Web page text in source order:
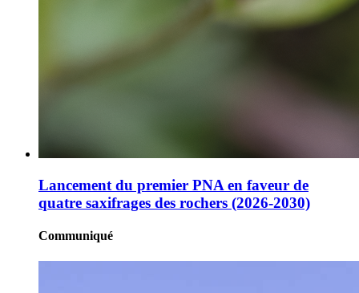
Lancement du premier PNA en faveur de
quatre saxifrages des rochers (2026-2030)
Communiqué